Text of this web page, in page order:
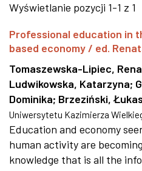
Wyświetlanie pozycji 1-1 z 1
Professional education in
based economy / ed.
Tomaszewska-Lipiec,
Ludwikowska, Katarzyna;
Dominika; Brzeziński,
Uniwersytetu Kazimierza
Education and economy
human activity are
knowledge that is all the